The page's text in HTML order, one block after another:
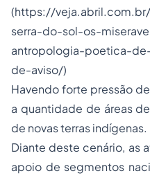
(https://
serra-do-sol-os-
antropologia-poetica-
de-aviso/)
Havendo forte pressão
a quantidade de áreas
de novas terras indígenas.
Diante deste cenário, as
apoio de segmentos